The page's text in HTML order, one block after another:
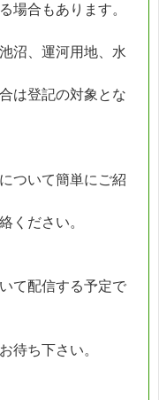
場合もあります。
沼、運河用地、水
は登記の対象とな
ついて簡単にご紹
ください。
て配信する予定で
待ち下さい。